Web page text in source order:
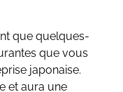
que quelques-
que vous
japonaise.
et aura une